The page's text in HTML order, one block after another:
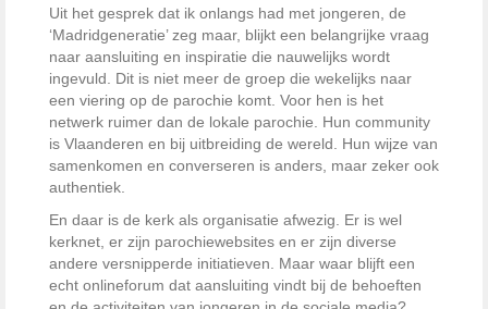
Uit het gesprek dat ik onlangs had met jongeren, de
‘Madridgeneratie’ zeg maar, blijkt een belangrijke vraag
naar aansluiting en inspiratie die nauwelijks wordt
ingevuld. Dit is niet meer de groep die wekelijks naar
een viering op de parochie komt. Voor hen is het
netwerk ruimer dan de lokale parochie. Hun community
is Vlaanderen en bij uitbreiding de wereld. Hun wijze van
samenkomen en converseren is anders, maar zeker ook
authentiek.
En daar is de kerk als organisatie afwezig. Er is wel
kerknet, er zijn parochiewebsites en er zijn diverse
andere versnipperde initiatieven. Maar waar blijft een
echt onlineforum dat aansluiting vindt bij de behoeften